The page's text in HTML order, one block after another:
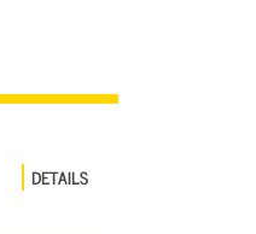
DETAILS